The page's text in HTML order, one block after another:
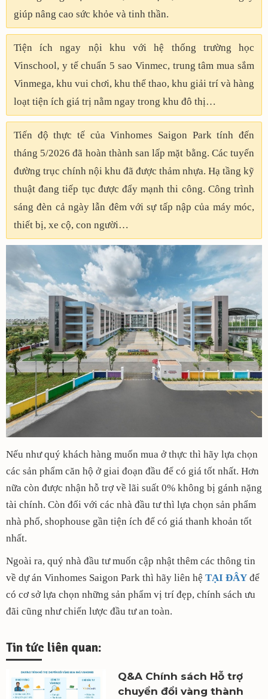
giúp nâng cao sức khỏe và tinh thần.
Tiện ích ngay nội khu với hệ thống trường học
Vinschool, y tế chuẩn 5 sao Vinmec, trung tâm mua sắm
Vinmega, khu vui chơi, khu thể thao, khu giải trí và hàng
loạt tiện ích giá trị nằm ngay trong khu đô thị…
Tiến độ thực tế của Vinhomes Saigon Park tính đến
tháng 5/2026 đã hoàn thành san lấp mặt bằng. Các tuyến
đường trục chính nội khu đã được thảm nhựa. Hạ tầng kỹ
thuật đang tiếp tục được đẩy mạnh thi công. Công trình
sáng đèn cả ngày lẫn đêm với sự tấp nập của máy móc,
thiết bị, xe cộ, con người…
Nếu như quý khách hàng muốn mua ở thực thì hãy lựa chọn
các sản phẩm căn hộ ở giai đoạn đầu để có giá tốt nhất. Hơn
nữa còn được nhận hỗ trợ về lãi suất 0% không bị gánh nặng
tài chính. Còn đối với các nhà đầu tư thì lựa chọn sản phẩm
nhà phố, shophouse gần tiện ích để có giá thanh khoản tốt
nhất.
Ngoài ra, quý nhà đầu tư muốn cập nhật thêm các thông tin
về dự án Vinhomes Saigon Park thì hãy liên hệ TẠI ĐÂY để
có cơ sở lựa chọn những sản phẩm vị trí đẹp, chính sách ưu
đãi cũng như chiến lược đầu tư an toàn.
Tin tức liên quan:
Q&A Chính sách Hỗ trợ
chuyển đổi vàng thành